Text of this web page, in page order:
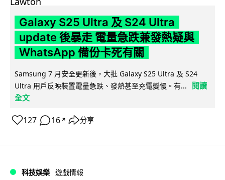
Galaxy S25 Ultra 及 S24 Ultra
update 後暴走 電量急跌兼發熱疑與
WhatsApp 備份卡死有關
Samsung 7 月安全更新後，大批 Galaxy S25 Ultra 及 S24
Ultra 用戶反映裝置電量急跌、發熱甚至充電變慢。有...
閱讀
全文
127 16 ↗ 分享
科技娛樂 遊戲情報